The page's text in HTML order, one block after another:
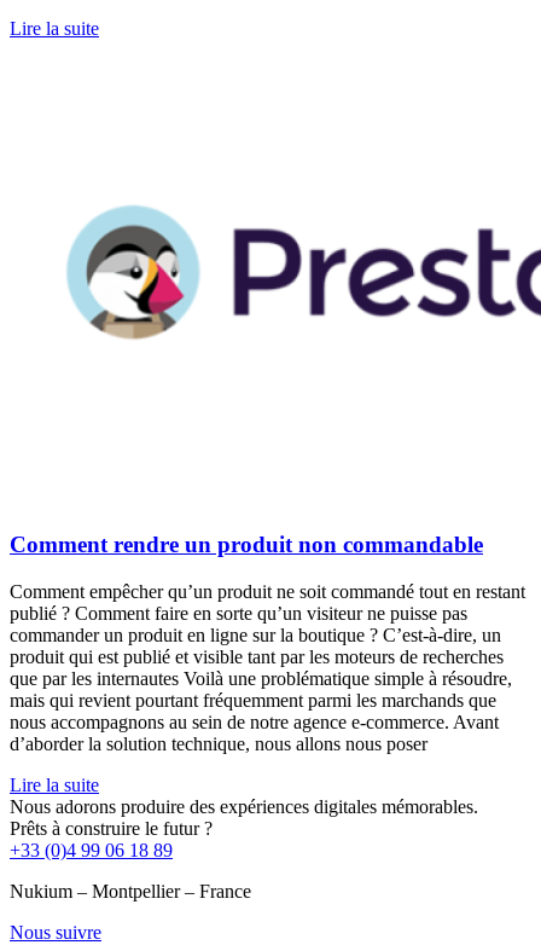
Lire la suite
Comment rendre un produit non commandable
Comment empêcher qu’un produit ne soit commandé tout en restant
publié ? Comment faire en sorte qu’un visiteur ne puisse pas
commander un produit en ligne sur la boutique ? C’est-à-dire, un
produit qui est publié et visible tant par les moteurs de recherches
que par les internautes Voilà une problématique simple à résoudre,
mais qui revient pourtant fréquemment parmi les marchands que
nous accompagnons au sein de notre agence e-commerce. Avant
d’aborder la solution technique, nous allons nous poser
Lire la suite
Nous adorons produire des expériences digitales mémorables.
Prêts à construire le futur ?
+33 (0)4 99 06 18 89
Nukium – Montpellier – France
Nous suivre